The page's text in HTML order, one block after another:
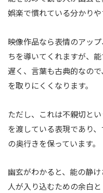
娯楽で慣れている分かりや
映像作品なら表情のアッ
ちを導いてくれますが、
遅く、言葉も古典的なの
を取りにくくなります。
ただし、これは不親切と
を渡している表現であり
の奥行きを保っています。
幽玄がわかると、能の静
人が入り込むための余白